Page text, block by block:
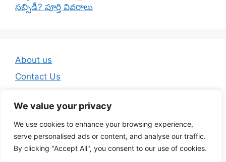
We value your privacy
We use cookies to enhance your browsing experience,
serve personalised ads or content, and analyse our traffic.
By clicking "Accept All", you consent to our use of cookies.
సబ్సిడీ? పూర్తి వివరాలు
About us
Contact Us
Privacy Policy
Terms And Conditions